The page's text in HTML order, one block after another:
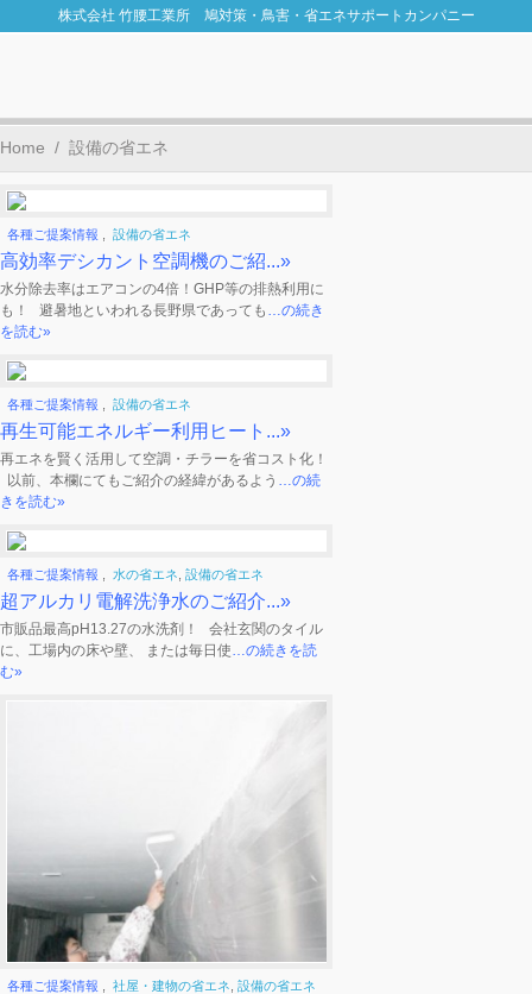
株式会社 竹腰工業所 鳩対策・鳥害・省エネサポートカンパニー
Home / 設備の省エネ
各種ご提案情報 設備の省エネ
高効率デシカント空調機のご紹...»
水分除去率はエアコンの4倍！GHP等の排熱利用に
も！ 避暑地といわれる長野県であっても …の続き
を読む»
各種ご提案情報 設備の省エネ
再生可能エネルギー利用ヒート...»
再エネを賢く活用して空調・チラーを省コスト化！
以前、本欄にてもご紹介の経緯があるよう …の続
きを読む»
各種ご提案情報 水の省エネ 設備の省エネ
超アルカリ電解洗浄水のご紹介...»
市販品最高pH13.27の水洗剤！ 会社玄関のタイル
に、工場内の床や壁、 または毎日使…の続きを読
む»
各種ご提案情報 社屋・建物の省エネ 設備の省エネ